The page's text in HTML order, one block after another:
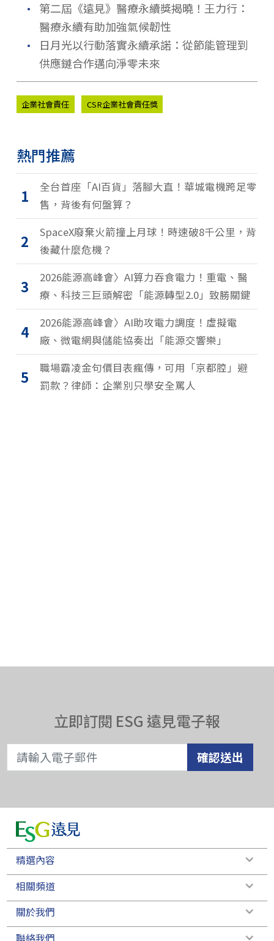
．
第二屆《遠見》醫療永續獎揭曉！王力行：
醫療永續有助加強氣候韌性
．
日月光以行動落實永續承諾：從節能管理到
供應鏈合作邁向淨零未來
企業社會責任 CSR企業社會責任獎
熱門推薦
1
全台首座「AI百貨」落腳大直！華城電機跨足零
售，背後有何盤算？
2
SpaceX廢棄火箭撞上月球！時速破8千公里，背
後藏什麼危機？
3
2026能源高峰會〉AI算力吞食電力！重電、醫
療、科技三巨頭解密「能源轉型2.0」致勝關鍵
4
2026能源高峰會〉AI助攻電力調度！虛擬電
廠、微電網與儲能協奏出「能源交響樂」
5
職場霸凌金句價目表瘋傳，可用「京都腔」避
罰款？律師：企業別只學安全罵人
立即訂閱 ESG 遠見電子報
確認送出
精選內容
相關頻道
關於我們
聯絡我們